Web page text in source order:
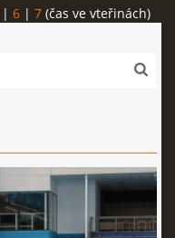
| 6 | 7 (čas ve vteřinách)